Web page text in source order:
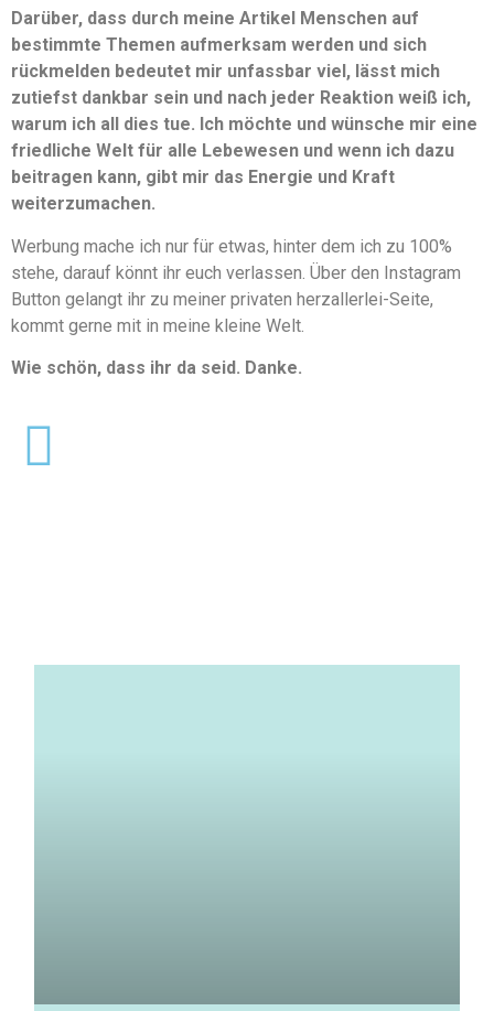
Darüber, dass durch meine Artikel Menschen auf
bestimmte Themen aufmerksam werden und sich
rückmelden bedeutet mir unfassbar viel, lässt mich
zutiefst dankbar sein und nach jeder Reaktion weiß ich,
warum ich all dies tue. Ich möchte und wünsche mir eine
friedliche Welt für alle Lebewesen und wenn ich dazu
beitragen kann, gibt mir das Energie und Kraft
weiterzumachen.
Werbung mache ich nur für etwas, hinter dem ich zu 100%
stehe, darauf könnt ihr euch verlassen. Über den Instagram
Button gelangt ihr zu meiner privaten herzallerlei-Seite,
kommt gerne mit in meine kleine Welt.
Wie schön, dass ihr da seid. Danke.